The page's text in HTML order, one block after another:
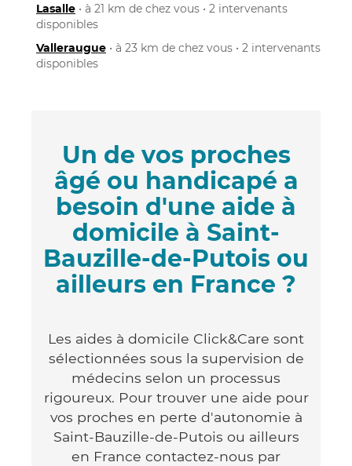
Lasalle • à 21 km de chez vous • 2 intervenants
disponibles
Valleraugue • à 23 km de chez vous • 2 intervenants
disponibles
Un de vos proches
âgé ou handicapé a
besoin d'une aide à
domicile à Saint-
Bauzille-de-Putois ou
ailleurs en France ?
Les aides à domicile Click&Care sont
sélectionnées sous la supervision de
médecins selon un processus
rigoureux. Pour trouver une aide pour
vos proches en perte d'autonomie à
Saint-Bauzille-de-Putois ou ailleurs
en France contactez-nous par